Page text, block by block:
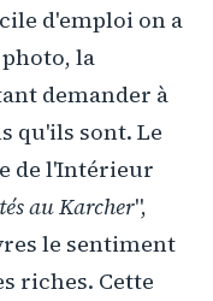
d'emploi on a
la
demander à
qu'ils sont. Le
de l'Intérieur
au Karcher",
le sentiment
riches. Cette